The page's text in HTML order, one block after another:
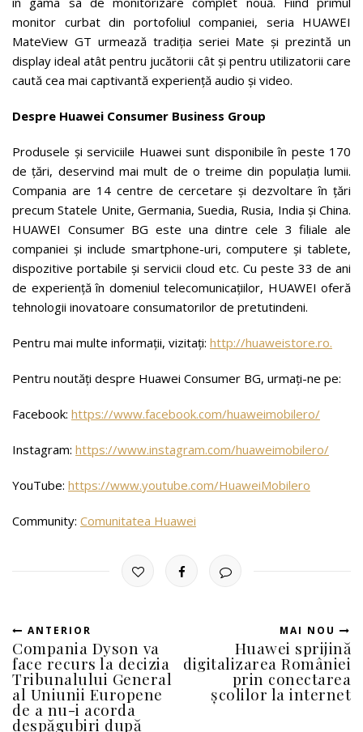
monitor curbat din portofoliul companiei, seria HUAWEI
MateView GT urmează tradiția seriei Mate și prezintă un
display ideal atât pentru jucătorii cât și pentru utilizatorii care
caută cea mai captivantă experiență audio și video.
Despre Huawei Consumer Business Group
Produsele și serviciile Huawei sunt disponibile în peste 170
de țări, deservind mai mult de o treime din populația lumii.
Compania are 14 centre de cercetare și dezvoltare în țări
precum Statele Unite, Germania, Suedia, Rusia, India și China.
HUAWEI Consumer BG este una dintre cele 3 filiale ale
companiei și include smartphone-uri, computere și tablete,
dispozitive portabile și servicii cloud etc. Cu peste 33 de ani
de experiență în domeniul telecomunicațiilor, HUAWEI oferă
tehnologii inovatoare consumatorilor de pretutindeni.
Pentru mai multe informații, vizitați: http://huaweistore.ro.
Pentru noutăți despre Huawei Consumer BG, urmați-ne pe:
Facebook: https://www.facebook.com/huaweimobilero/
Instagram: https://www.instagram.com/huaweimobilero/
YouTube: https://www.youtube.com/HuaweiMobilero
Community: Comunitatea Huawei
ANTERIOR
Compania Dyson va
face recurs la decizia
Tribunalului General
al Uniunii Europene
de a nu-i acorda
despăgubiri după
MAI NOU
Huawei sprijină
digitalizarea României
prin conectarea
școlilor la internet